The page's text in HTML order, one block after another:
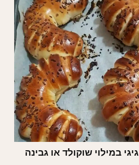
במילוי שוקולד או גבינה